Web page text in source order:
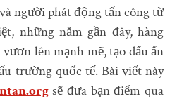
người phát động tấn công từ
những năm gần đây, hàng
lên mạnh mẽ, tạo dấu ấn
trường quốc tế. Bài viết này
sẽ đưa bạn điểm qua